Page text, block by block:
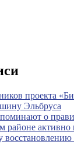
проекта
Эльбруса
о
районе